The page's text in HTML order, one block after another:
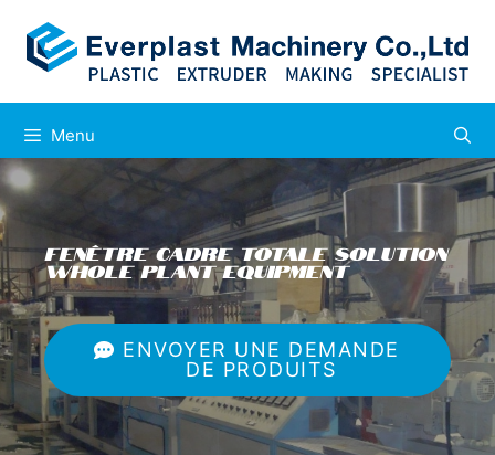
Menu
Fenêtre Cadre Totale Solution
Whole Plant Equipment
ENVOYER UNE DEMANDE
DE PRODUITS